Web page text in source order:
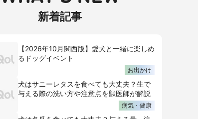
新着記事
【2026年10月関西版】愛犬と一緒に楽しめ
るドッグイベント
お出かけ
犬はサニーレタスを食べても大丈夫？生で
与える際の洗い方や注意点を獣医師が解説
病気・健康